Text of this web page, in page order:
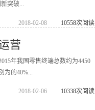
突破...
2018-02-08 10558次阅读
营
年我国零售终端总数约为4450
为的40%...
2018-02-06 10338次阅读